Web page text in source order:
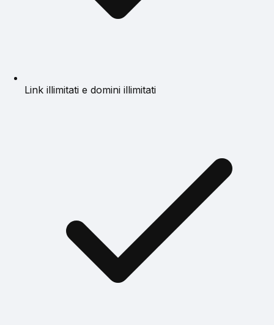
Link illimitati e domini illimitati